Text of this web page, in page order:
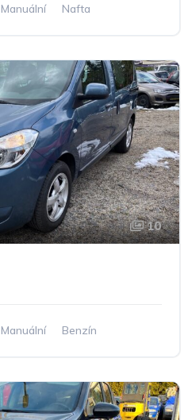
Manuální
Nafta
10
Manuální
Benzín